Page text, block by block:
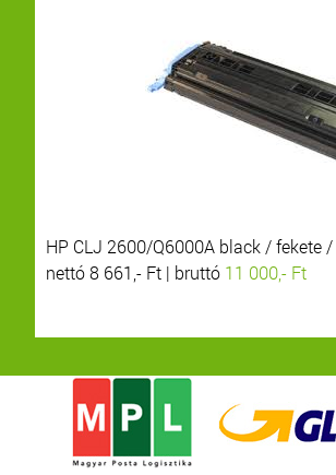
HP CLJ 2600/Q6000A black / fekete
nettó 8 661,- Ft | bruttó 11 000,- Ft